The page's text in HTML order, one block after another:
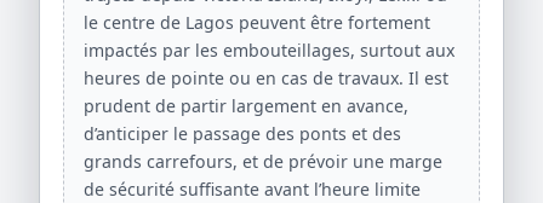
le centre de Lagos peuvent être fortement
impactés par les embouteillages, surtout aux
heures de pointe ou en cas de travaux. Il est
prudent de partir largement en avance,
d’anticiper le passage des ponts et des
grands carrefours, et de prévoir une marge
de sécurité suffisante avant l’heure limite